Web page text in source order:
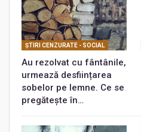
ŞTIRI CENZURATE - SOCIAL
Au rezolvat cu fântânile,
urmează desființarea
sobelor pe lemne. Ce se
pregătește în…